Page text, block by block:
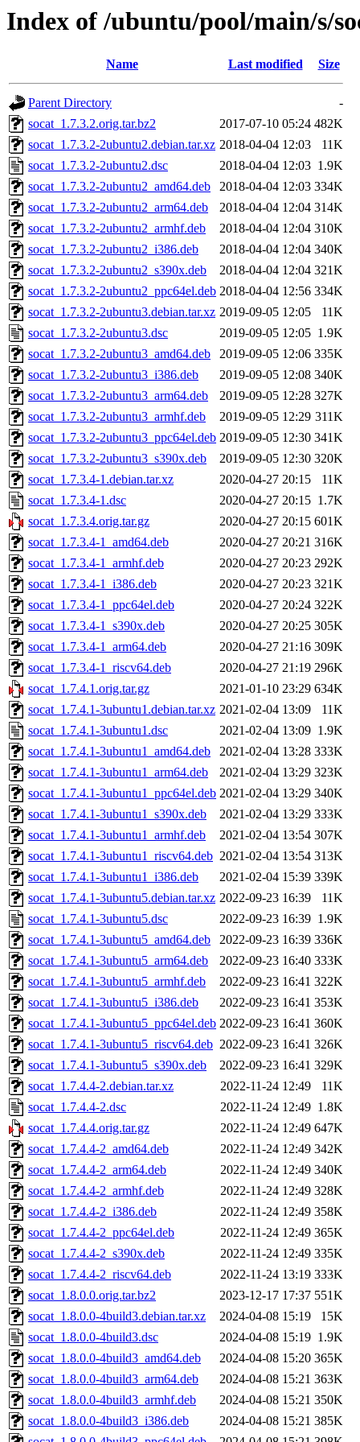
Index of /ubuntu/pool/main/s/
Name Last modified Size
Parent Directory
-
socat_1.7.3.2.orig.tar.bz2
2017-07-10 05:24 482K
socat_1.7.3.2-2ubuntu2.debian.tar.xz 2018-04-04 12:03
11K
socat_1.7.3.2-2ubuntu2.dsc
2018-04-04 12:03 1.9K
socat_1.7.3.2-2ubuntu2_amd64.deb
2018-04-04 12:03 334K
socat_1.7.3.2-2ubuntu2_arm64.deb
2018-04-04 12:04 314K
socat_1.7.3.2-2ubuntu2_armhf.deb
2018-04-04 12:04 310K
socat_1.7.3.2-2ubuntu2_i386.deb
2018-04-04 12:04 340K
socat_1.7.3.2-2ubuntu2_s390x.deb
2018-04-04 12:04 321K
socat_1.7.3.2-2ubuntu2_ppc64el.deb 2018-04-04 12:56 334K
socat_1.7.3.2-2ubuntu3.debian.tar.xz 2019-09-05 12:05
11K
socat_1.7.3.2-2ubuntu3.dsc
2019-09-05 12:05 1.9K
socat_1.7.3.2-2ubuntu3_amd64.deb
2019-09-05 12:06 335K
socat_1.7.3.2-2ubuntu3_i386.deb
2019-09-05 12:08 340K
socat_1.7.3.2-2ubuntu3_arm64.deb
2019-09-05 12:28 327K
socat_1.7.3.2-2ubuntu3_armhf.deb
2019-09-05 12:29 311K
socat_1.7.3.2-2ubuntu3_ppc64el.deb 2019-09-05 12:30 341K
socat_1.7.3.2-2ubuntu3_s390x.deb
2019-09-05 12:30 320K
socat_1.7.3.4-1.debian.tar.xz
2020-04-27 20:15
11K
socat_1.7.3.4-1.dsc
2020-04-27 20:15 1.7K
socat_1.7.3.4.orig.tar.gz
2020-04-27 20:15 601K
socat_1.7.3.4-1_amd64.deb
2020-04-27 20:21 316K
socat_1.7.3.4-1_armhf.deb
2020-04-27 20:23 292K
socat_1.7.3.4-1_i386.deb
2020-04-27 20:23 321K
socat_1.7.3.4-1_ppc64el.deb
2020-04-27 20:24 322K
socat_1.7.3.4-1_s390x.deb
2020-04-27 20:25 305K
socat_1.7.3.4-1_arm64.deb
2020-04-27 21:16 309K
socat_1.7.3.4-1_riscv64.deb
2020-04-27 21:19 296K
socat_1.7.4.1.orig.tar.gz
2021-01-10 23:29 634K
socat_1.7.4.1-3ubuntu1.debian.tar.xz 2021-02-04 13:09
11K
socat_1.7.4.1-3ubuntu1.dsc
2021-02-04 13:09 1.9K
socat_1.7.4.1-3ubuntu1_amd64.deb
2021-02-04 13:28 333K
socat_1.7.4.1-3ubuntu1_arm64.deb
2021-02-04 13:29 323K
socat_1.7.4.1-3ubuntu1_ppc64el.deb 2021-02-04 13:29 340K
socat_1.7.4.1-3ubuntu1_s390x.deb
2021-02-04 13:29 333K
socat_1.7.4.1-3ubuntu1_armhf.deb
2021-02-04 13:54 307K
socat_1.7.4.1-3ubuntu1_riscv64.deb 2021-02-04 13:54 313K
socat_1.7.4.1-3ubuntu1_i386.deb
2021-02-04 15:39 339K
socat_1.7.4.1-3ubuntu5.debian.tar.xz 2022-09-23 16:39
11K
socat_1.7.4.1-3ubuntu5.dsc
2022-09-23 16:39 1.9K
socat_1.7.4.1-3ubuntu5_amd64.deb
2022-09-23 16:39 336K
socat_1.7.4.1-3ubuntu5_arm64.deb
2022-09-23 16:40 333K
socat_1.7.4.1-3ubuntu5_armhf.deb
2022-09-23 16:41 322K
socat_1.7.4.1-3ubuntu5_i386.deb
2022-09-23 16:41 353K
socat_1.7.4.1-3ubuntu5_ppc64el.deb 2022-09-23 16:41 360K
socat_1.7.4.1-3ubuntu5_riscv64.deb 2022-09-23 16:41 326K
socat_1.7.4.1-3ubuntu5_s390x.deb
2022-09-23 16:41 329K
socat_1.7.4.4-2.debian.tar.xz
2022-11-24 12:49
11K
socat_1.7.4.4-2.dsc
2022-11-24 12:49 1.8K
socat_1.7.4.4.orig.tar.gz
2022-11-24 12:49 647K
socat_1.7.4.4-2_amd64.deb
2022-11-24 12:49 342K
socat_1.7.4.4-2_arm64.deb
2022-11-24 12:49 340K
socat_1.7.4.4-2_armhf.deb
2022-11-24 12:49 328K
socat_1.7.4.4-2_i386.deb
2022-11-24 12:49 358K
socat_1.7.4.4-2_ppc64el.deb
2022-11-24 12:49 365K
socat_1.7.4.4-2_s390x.deb
2022-11-24 12:49 335K
socat_1.7.4.4-2_riscv64.deb
2022-11-24 13:19 333K
socat_1.8.0.0.orig.tar.bz2
2023-12-17 17:37 551K
socat_1.8.0.0-4build3.debian.tar.xz
2024-04-08 15:19
15K
socat_1.8.0.0-4build3.dsc
2024-04-08 15:19 1.9K
socat_1.8.0.0-4build3_amd64.deb
2024-04-08 15:20 365K
socat_1.8.0.0-4build3_arm64.deb
2024-04-08 15:21 363K
socat_1.8.0.0-4build3_armhf.deb
2024-04-08 15:21 350K
socat_1.8.0.0-4build3_i386.deb
2024-04-08 15:21 385K